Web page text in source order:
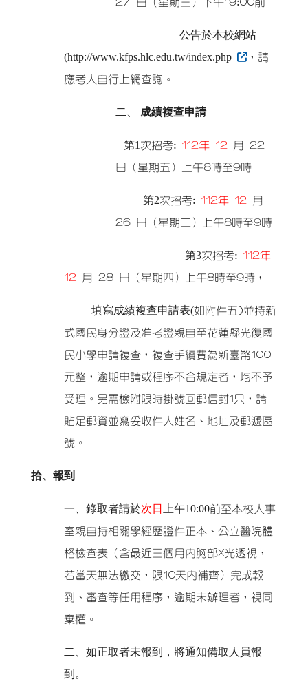
公告於本校網站
(http://www.kfps.hlc.edu.tw/index.php
，請
應考人自行上網查詢。
二、 成績複查申請
第1 次招考: 112年 12
月 22
日（星期五）上午8時至9時
第2次招考:112年 12
月
26 日（星期二）上午8時至9時
第3次招考: 112年
12
月 28 日（星期四）上午8時至9時，
填寫成績複查申請表(如附件五)並持新
式國民身分證及准考證親自至花蓮縣光復國
民小學申請複查，複查手續費為新臺幣100
元整，逾期申請或程序不合規定者，均不予
受理。另需檢附限時掛號回郵信封1只，請
貼足郵資並寫妥收件人姓名、地址及郵遞區
號。
拾、報到
一、錄取者請於次日 上午10:00前至本校人事
室親自持相關學經歷證件正本、公立醫院體
格檢查表（含最近三個月內胸部X光透視，
若當天無法繳交，限10天內補齊）完成報
到、審查等任用程序，逾期未辦理者，視同
棄權。
二、如正取者未報到，將通知備取人員報
到。